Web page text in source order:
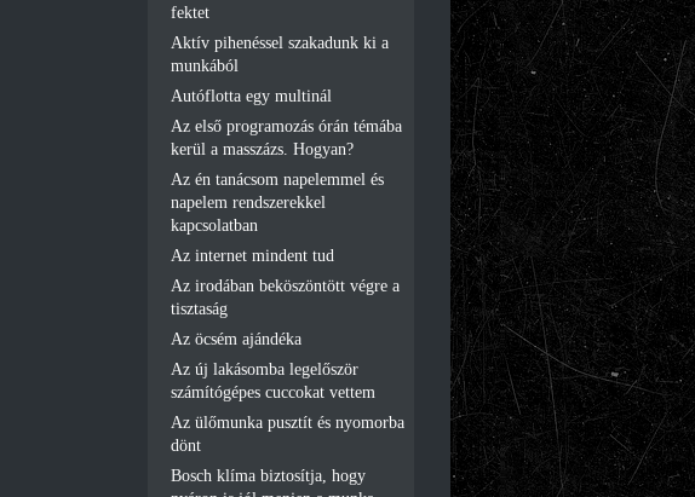
fektet
Aktív pihenéssel szakadunk ki a
munkából
Autóflotta egy multinál
Az első programozás órán témába
kerül a masszázs. Hogyan?
Az én tanácsom napelemmel és
napelem rendszerekkel
kapcsolatban
Az internet mindent tud
Az irodában beköszöntött végre a
tisztaság
Az öcsém ajándéka
Az új lakásomba legelőször
számítógépes cuccokat vettem
Az ülőmunka pusztít és nyomorba
dönt
Bosch klíma biztosítja, hogy